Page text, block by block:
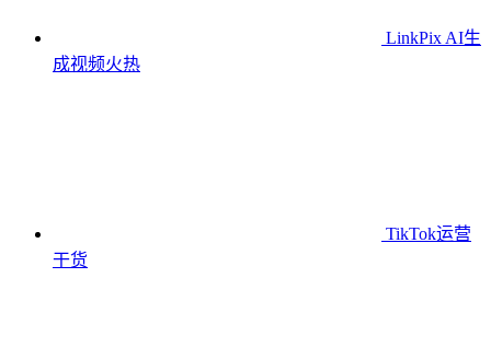
LinkPix AI生
成视频火热
TikTok运营
干货